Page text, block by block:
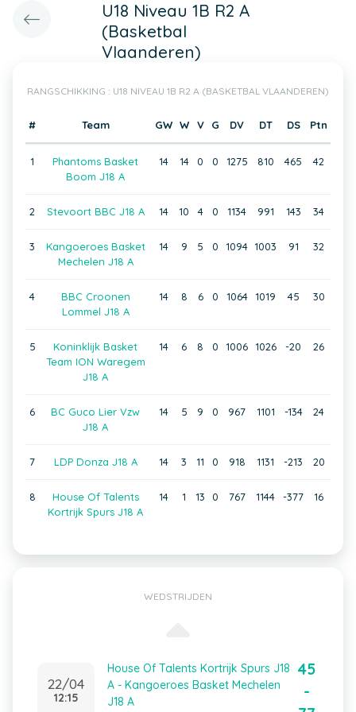
U18 Niveau 1B R2 A
(Basketbal
Vlaanderen)
RANGSCHIKKING : U18 NIVEAU 1B R2 A (BASKETBAL VLAANDEREN)
# Team GW W V G DV DT DS Ptn
1
Phantoms Basket
Boom J18 A
14 14 0 0 1275 810 465 42
2 Stevoort BBC J18 A 14 10 4 0 1134 991 143 34
3
Kangoeroes Basket
Mechelen J18 A
14 9 5 0 1094 1003 91 32
4
BBC Croonen
Lommel J18 A
14 8 6 0 1064 1019 45 30
5
Koninklijk Basket
Team ION Waregem
J18 A
14 6 8 0 1006 1026 -20 26
6
BC Guco Lier Vzw
J18 A
14 5 9 0 967 1101 -134 24
7 LDP Donza J18 A 14 3 11 0 918 1131 -213 20
8
House Of Talents
Kortrijk Spurs J18 A
14 1 13 0 767 1144 -377 16
WEDSTRIJDEN
22/04
12:15
House Of Talents Kortrijk Spurs J18
A - Kangoeroes Basket Mechelen
J18 A
45
-